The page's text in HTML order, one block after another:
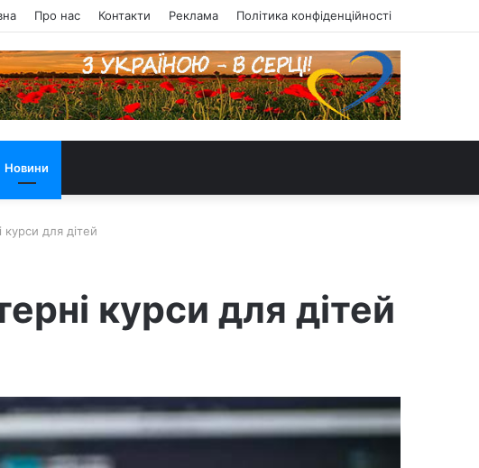
Про нас Контакти Реклама Політика конфіденційності
Новини
курси для дітей
курси для дітей